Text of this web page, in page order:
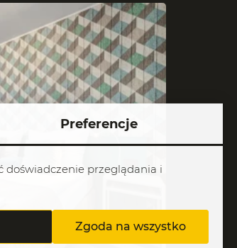
Preferencje
doświadczenie przeglądania i
Zgoda na wszystko